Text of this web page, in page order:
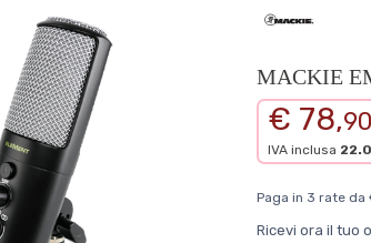
MACKIE
€ 78,90
IVA inclusa
Paga in 3 rate da
Ricevi ora il tuo